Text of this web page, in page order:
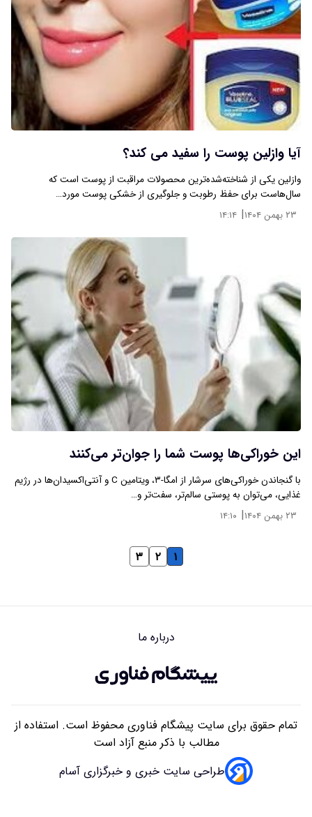
آیا وازلین پوست را سفید می کند؟
وازلین یکی از شناخته‌شده‌ترین محصولات مراقبت از پوست است که
سال‌هاست برای حفظ رطوبت و جلوگیری از خشکی پوست مورد…
۲۳ بهمن ۱۴۰۴ | ۱۴:۱۴
این خوراکی‌ها پوست شما را جوان‌تر می‌کنند
با گنجاندن خوراکی‌های سرشار از امگا-۳، ویتامین C و آنتی‌اکسیدان‌ها در رژیم
غذایی، می‌توان به پوستی سالم‌تر، سفت‌تر و…
۲۳ بهمن ۱۴۰۴ | ۱۴:۱۰
۱ ۲ ۳
درباره ما
تمام حقوق برای سایت پیشگام فناوری محفوظ است. استفاده از
مطالب با ذکر منبع آزاد است
طراحی سایت خبری و خبرگزاری آسام